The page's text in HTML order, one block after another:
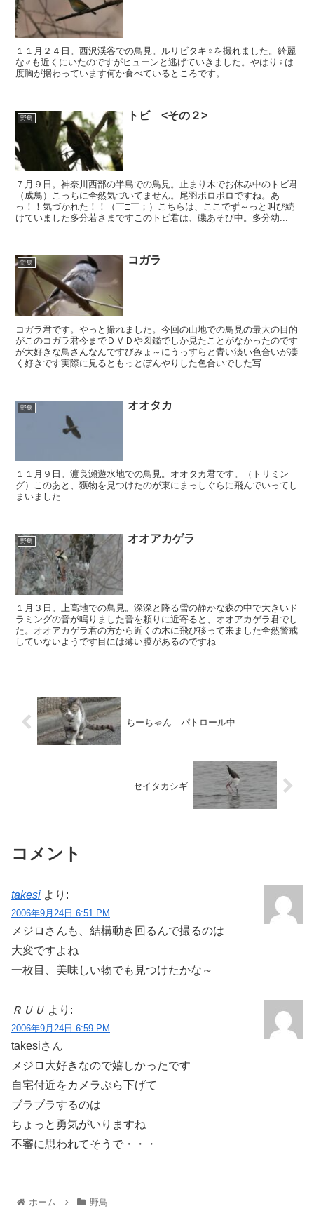
１１月２４日。西沢渓谷での鳥見。ルリビタキ♀を撮れました。綺麗
な♂も近くにいたのですがヒューンと逃げていきました。やはり♀は
度胸が据わっています何か食べているところです。
野鳥 トビ <その２>
７月９日。神奈川西部の半島での鳥見。止まり木でお休み中のトビ君
（成鳥）こっちに全然気づいてません。尾羽ボロボロですね。あ
っ！！気づかれた！！（￣□￣；）こちらは、ここでず～っと叫び続
けていました多分若さまですこのトビ君は、磯あそび中。多分幼...
野鳥 コガラ
コガラ君です。やっと撮れました。今回の山地での鳥見の最大の目的
がこのコガラ君今までＤＶＤや図鑑でしか見たことがなかったのです
が大好きな鳥さんなんですびみょ～にうっすらと青い淡い色合いが凄
く好きです実際に見るともっとぼんやりした色合いでした写...
野鳥 オオタカ
１１月９日。渡良瀬遊水地での鳥見。オオタカ君です。（トリミン
グ）このあと、獲物を見つけたのが東にまっしぐらに飛んでいってし
まいました
野鳥 オオアカゲラ
１月３日。上高地での鳥見。深深と降る雪の静かな森の中で大きいド
ラミングの音が鳴りました音を頼りに近寄ると、オオアカゲラ君でし
た。オオアカゲラ君の方から近くの木に飛び移って来ました全然警戒
していないようです目には薄い膜があるのですね
ちーちゃん パトロール中
セイタカシギ
コメント
takesi より:
2006年9月24日 6:51 PM
メジロさんも、結構動き回るんで撮るのは
大変ですよね
一枚目、美味しい物でも見つけたかな～
ＲＵＵ より:
2006年9月24日 6:59 PM
takesiさん
メジロ大好きなので嬉しかったです
自宅付近をカメラぶら下げて
ブラブラするのは
ちょっと勇気がいりますね
不審に思われてそうで・・・
ホーム 野鳥